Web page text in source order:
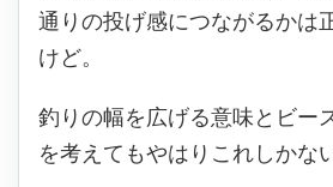
通りの投げ感につながるかは
けど。
釣りの幅を広げる意味とビー
を考えてもやはりこれしかな